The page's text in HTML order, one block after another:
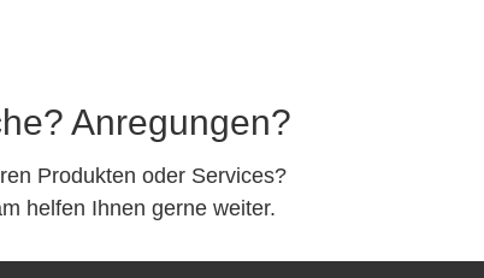
Anregungen?
Produkten oder Services?
helfen Ihnen gerne weiter.